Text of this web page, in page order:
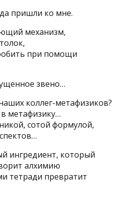
пришли ко мне.
механизм,
при помощи
звено…
коллег-метафизиков?
метафизику…
сотой формулой,
ингредиент, который
алхимию
тетради превратит